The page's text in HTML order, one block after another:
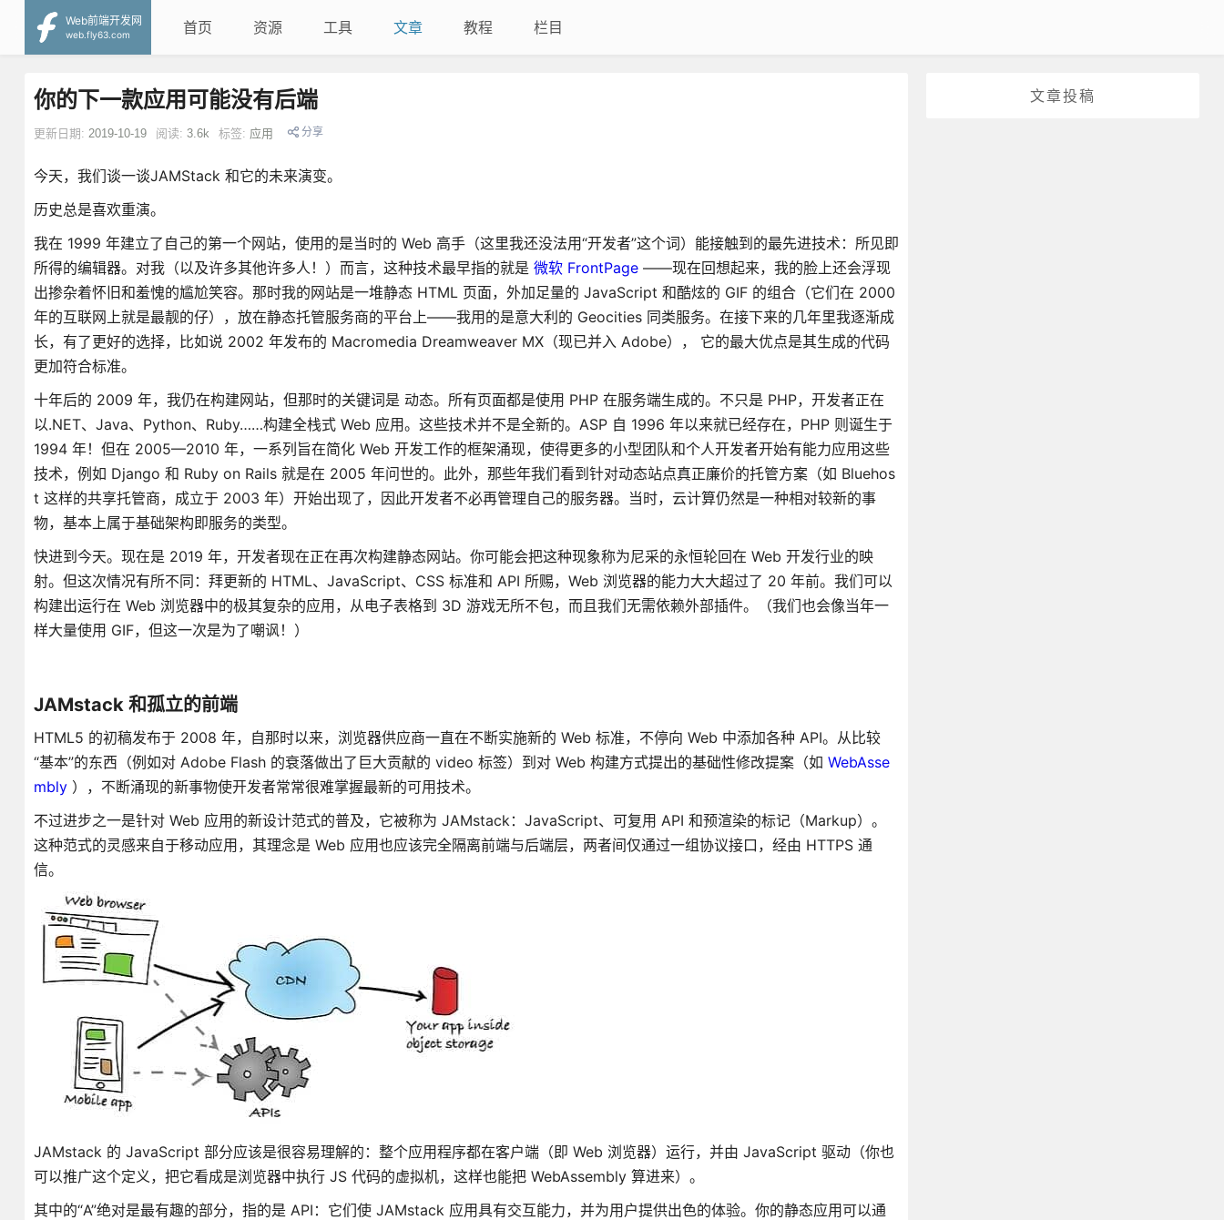
Web前端开发网
web.fly63.com
首页 资源 工具 文章 教程 栏目
文章投稿
你的下一款应用可能没有后端
更新日期: 2019-10-19 阅读: 3.6k 标签: 应用 分享
今天，我们谈一谈JAMStack 和它的未来演变。
历史总是喜欢重演。
我在 1999 年建立了自己的第一个网站，使用的是当时的 Web 高手（这里我还没法用“开发者”这个词）能接触到的最先进技术：所见即
所得的编辑器。对我（以及许多其他许多人！）而言，这种技术最早指的就是 微软 FrontPage——现在回想起来，我的脸上还会浮现
出掺杂着怀旧和羞愧的尴尬笑容。那时我的网站是一堆静态 HTML 页面，外加足量的 JavaScript 和酷炫的 GIF 的组合（它们在 2000
年的互联网上就是最靓的仔），放在静态托管服务商的平台上——我用的是意大利的 Geocities 同类服务。在接下来的几年里我逐渐成
长，有了更好的选择，比如说 2002 年发布的 Macromedia Dreamweaver MX（现已并入 Adobe）， 它的最大优点是其生成的代码
更加符合标准。
十年后的 2009 年，我仍在构建网站，但那时的关键词是 动态。所有页面都是使用 PHP 在服务端生成的。不只是 PHP，开发者正在
以.NET、Java、Python、Ruby……构建全栈式 Web 应用。这些技术并不是全新的。ASP 自 1996 年以来就已经存在，PHP 则诞生于
1994 年！但在 2005—2010 年，一系列旨在简化 Web 开发工作的框架涌现，使得更多的小型团队和个人开发者开始有能力应用这些
技术，例如 Django 和 Ruby on Rails 就是在 2005 年问世的。此外，那些年我们看到针对动态站点真正廉价的托管方案（如 Bluehos
t 这样的共享托管商，成立于 2003 年）开始出现了，因此开发者不必再管理自己的服务器。当时，云计算仍然是一种相对较新的事
物，基本上属于基础架构即服务的类型。
快进到今天。现在是 2019 年，开发者现在正在再次构建静态网站。你可能会把这种现象称为尼采的永恒轮回在 Web 开发行业的映
射。但这次情况有所不同：拜更新的 HTML、JavaScript、CSS 标准和 API 所赐，Web 浏览器的能力大大超过了 20 年前。我们可以
构建出运行在 Web 浏览器中的极其复杂的应用，从电子表格到 3D 游戏无所不包，而且我们无需依赖外部插件。（我们也会像当年一
样大量使用 GIF，但这一次是为了嘲讽！）
JAMstack 和孤立的前端
HTML5 的初稿发布于 2008 年，自那时以来，浏览器供应商一直在不断实施新的 Web 标准，不停向 Web 中添加各种 API。从比较
“基本”的东西（例如对 Adobe Flash 的衰落做出了巨大贡献的 video 标签）到对 Web 构建方式提出的基础性修改提案（如 WebAsse
mbly），不断涌现的新事物使开发者常常很难掌握最新的可用技术。
不过进步之一是针对 Web 应用的新设计范式的普及，它被称为 JAMstack：JavaScript、可复用 API 和预渲染的标记（Markup）。
这种范式的灵感来自于移动应用，其理念是 Web 应用也应该完全隔离前端与后端层，两者间仅通过一组协议接口，经由 HTTPS 通
信。
JAMstack 的 JavaScript 部分应该是很容易理解的：整个应用程序都在客户端（即 Web 浏览器）运行，并由 JavaScript 驱动（你也
可以推广这个定义，把它看成是浏览器中执行 JS 代码的虚拟机，这样也能把 WebAssembly 算进来）。
其中的“A”绝对是最有趣的部分，指的是 API：它们使 JAMstack 应用具有交互能力，并为用户提供出色的体验。你的静态应用可以通